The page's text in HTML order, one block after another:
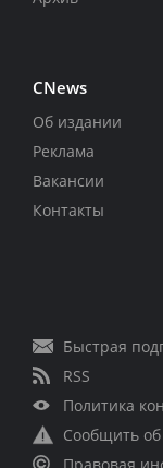
CNews
Об издании
Реклама
Вакансии
Контакты
Быстрая
RSS
Политика
Сообщить